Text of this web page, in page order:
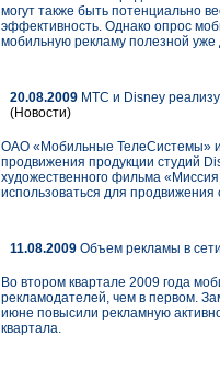
могут также быть потенциально
эффективность. Однако опрос
мобильную рекламу полезной уже
20.08.2009 МТС и Disney
(Новости)
ОАО «Мобильные ТелеСистемы» и
продвижения продукции студий
художественного фильма «Миссия
использоваться для
11.08.2009 Объем рекламы в
Во втором квартале 2009 года
рекламодателей, чем в первом.
июне повысили рекламную
квартала.